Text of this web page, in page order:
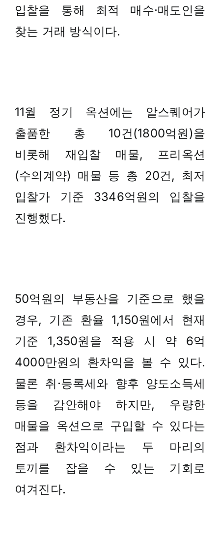
입찰을 통해 최적 매수·매도인을
찾는 거래 방식이다.
11월 정기 옥션에는 알스퀘어가
출품한 총 10건(1800억원)을
비롯해 재입찰 매물, 프리옥션
(수의계약) 매물 등 총 20건, 최저
입찰가 기준 3346억원의 입찰을
진행했다.
50억원의 부동산을 기준으로 했을
경우, 기존 환율 1,150원에서 현재
기준 1,350원을 적용 시 약 6억
4000만원의 환차익을 볼 수 있다.
물론 취·등록세와 향후 양도소득세
등을 감안해야 하지만, 우량한
매물을 옥션으로 구입할 수 있다는
점과 환차익이라는 두 마리의
토끼를 잡을 수 있는 기회로
여겨진다.